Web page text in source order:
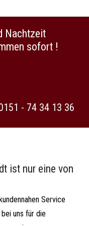
Nachtzeit
sofort !
- 74 34 13 36
ist nur eine von
Service
uns für die